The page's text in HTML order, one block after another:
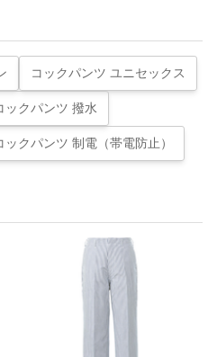
コックパンツ ユニセックス
ックパンツ 撥水
ックパンツ 制電（帯電防止）